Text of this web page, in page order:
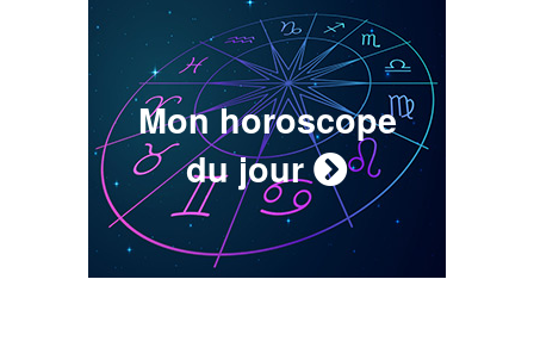
Mon horoscope
du jour